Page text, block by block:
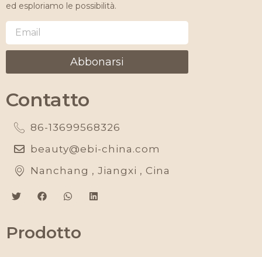
ed esploriamo le possibilità.
Abbonarsi
Contatto
86-13699568326
beauty@ebi-china.com
Nanchang , Jiangxi , Cina
Prodotto